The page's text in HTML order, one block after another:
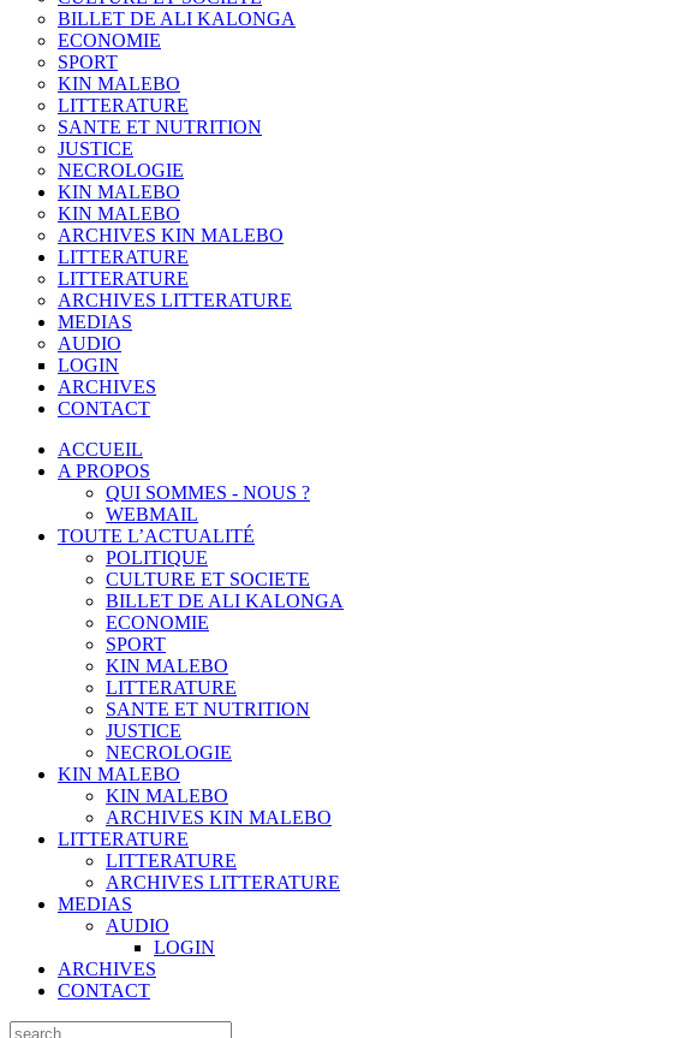
BILLET DE ALI KALONGA
ECONOMIE
SPORT
KIN MALEBO
LITTERATURE
SANTE ET NUTRITION
JUSTICE
NECROLOGIE
KIN MALEBO
KIN MALEBO
ARCHIVES KIN MALEBO
LITTERATURE
LITTERATURE
ARCHIVES LITTERATURE
MEDIAS
AUDIO
LOGIN
ARCHIVES
CONTACT
ACCUEIL
A PROPOS
QUI SOMMES - NOUS ?
WEBMAIL
TOUTE L’ACTUALITÉ
POLITIQUE
CULTURE ET SOCIETE
BILLET DE ALI KALONGA
ECONOMIE
SPORT
KIN MALEBO
LITTERATURE
SANTE ET NUTRITION
JUSTICE
NECROLOGIE
KIN MALEBO
KIN MALEBO
ARCHIVES KIN MALEBO
LITTERATURE
LITTERATURE
ARCHIVES LITTERATURE
MEDIAS
AUDIO
LOGIN
ARCHIVES
CONTACT